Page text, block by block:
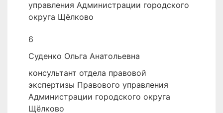
управления Администрации городского
округа Щёлково
6
Суденко Ольга Анатольевна
консультант отдела правовой
экспертизы Правового управления
Администрации городского округа
Щёлково